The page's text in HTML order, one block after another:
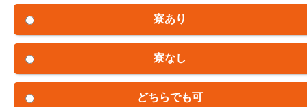
寮あり
寮なし
どちらでも可